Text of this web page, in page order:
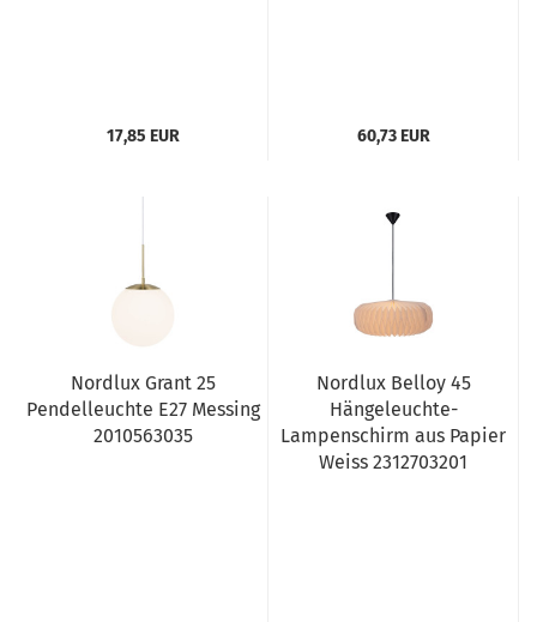
17,85 EUR 60,73 EUR
Nordlux Grant 25
Pendelleuchte E27 Messing
2010563035
Nordlux Belloy 45
Hängeleuchte-
Lampenschirm aus Papier
Weiss 2312703201